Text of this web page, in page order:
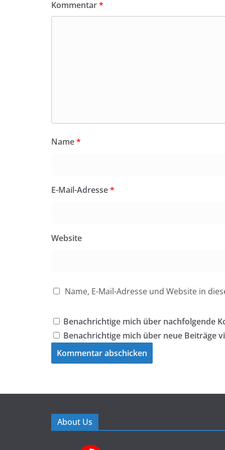
Kommentar*
Name*
E-Mail-Adresse*
Website
Name, E-Mail-Adresse und Website in
Benachrichtige mich über nachfolgende
Benachrichtige mich über neue Beiträge
About Us